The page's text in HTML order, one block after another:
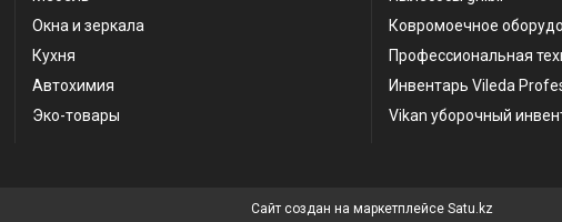
Окна и зеркала
Кухня
Автохимия
Эко-товары
Ковромоечное
Профессиональная
Инвентарь Vileda
Vikan уборочный
Сайт создан на маркетплейсе Satu.kz